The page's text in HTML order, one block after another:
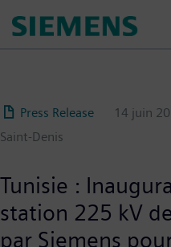
au
Press Release 14 juin
Saint-Denis
Tunisie :
station 225 kV
par Siemens